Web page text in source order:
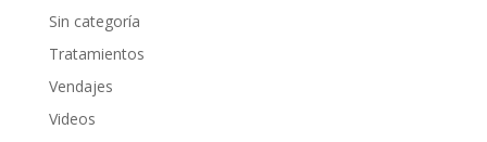
Sin categoría
Tratamientos
Vendajes
Videos